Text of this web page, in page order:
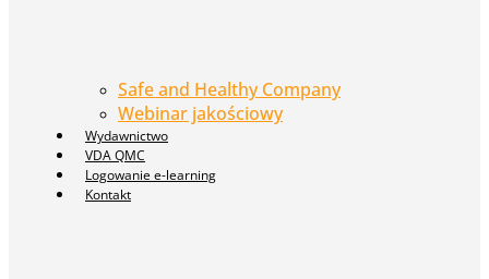
Safe and Healthy Company
Webinar jakościowy
Wydawnictwo
VDA QMC
Logowanie e-learning
Kontakt